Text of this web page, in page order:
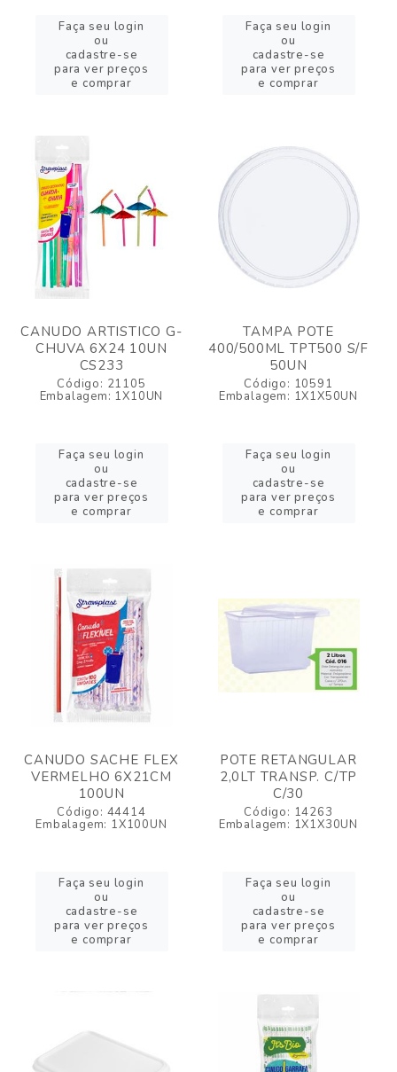
Faça seu login
ou
cadastre-se
para ver preços
e comprar
Faça seu login
ou
cadastre-se
para ver preços
e comprar
CANUDO ARTISTICO G-
CHUVA 6X24 10UN
CS233
Código: 21105
Embalagem: 1X10UN
Faça seu login
ou
cadastre-se
para ver preços
e comprar
TAMPA POTE
400/500ML TPT500 S/F
50UN
Código: 10591
Embalagem: 1X1X50UN
Faça seu login
ou
cadastre-se
para ver preços
e comprar
CANUDO SACHE FLEX
VERMELHO 6X21CM
100UN
Código: 44414
Embalagem: 1X100UN
Faça seu login
ou
cadastre-se
para ver preços
e comprar
POTE RETANGULAR
2,0LT TRANSP. C/TP
C/30
Código: 14263
Embalagem: 1X1X30UN
Faça seu login
ou
cadastre-se
para ver preços
e comprar